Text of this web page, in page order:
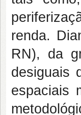
renda.
RN), da
desiguais
espaciais